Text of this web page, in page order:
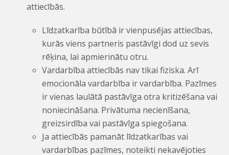
attiecībās.
Līdzatkarība būtībā ir vienpusējas attiecības,
kurās viens partneris pastāvīgi dod uz sevis
rēķina, lai apmierinātu otru.
Vardarbība attiecībās nav tikai fiziska. Arī
emocionāla vardarbība ir vardarbība. Pazīmes
ir vienas laulātā pastāvīga otra kritizēšana vai
noniecināšana. Privātuma necienīšana,
greizsirdība vai pastāvīga spiegošana.
Ja attiecībās pamanāt līdzatkarības vai
vardarbības pazīmes, noteikti nekavējoties